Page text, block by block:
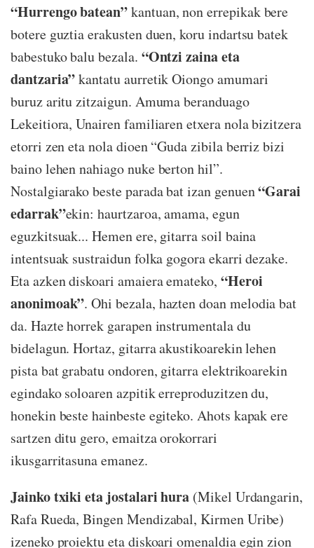
“Hurrengo batean”kantuan, non errepikak bere
botere guztia erakusten duen, koru indartsu batek
babestuko balu bezala. “Ontzi zaina eta
dantzaria”kantatu aurretik Oiongo amumari
buruz aritu zitzaigun. Amuma beranduago
Lekeitiora, Unairen familiaren etxera nola bizitzera
etorri zen eta nola dioen “Guda zibila berriz bizi
baino lehen nahiago nuke berton hil”.
Nostalgiarako beste parada bat izan genuen“Garai
edarrak”ekin: haurtzaroa, amama, egun
eguzkitsuak... Hemen ere, gitarra soil baina
intentsuak sustraidun folka gogora ekarri dezake.
Eta azken diskoari amaiera emateko, “Heroi
anonimoak”. Ohi bezala, hazten doan melodia bat
da. Hazte horrek garapen instrumentala du
bidelagun. Hortaz, gitarra akustikoarekin lehen
pista bat grabatu ondoren, gitarra elektrikoarekin
egindako soloaren azpitik erreproduzitzen du,
honekin beste hainbeste egiteko. Ahots kapak ere
sartzen ditu gero, emaitza orokorrari
ikusgarritasuna emanez.
Jainko txiki eta jostalari hura (Mikel Urdangarin,
Rafa Rueda, Bingen Mendizabal, Kirmen Uribe)
izeneko proiektu eta diskoari omenaldia egin zion